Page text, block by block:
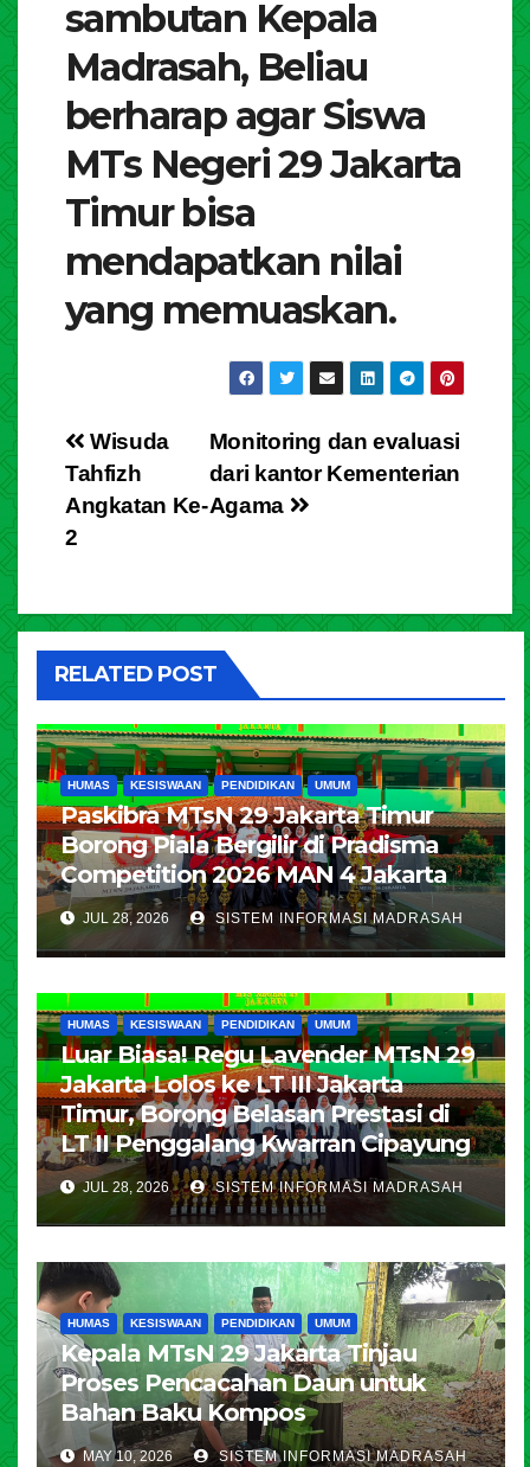
sambutan Kepala
Madrasah, Beliau
berharap agar Siswa
MTs Negeri 29 Jakarta
Timur bisa
mendapatkan nilai
yang memuaskan.
Post
navigation
Monitoring dan evaluasi
dari kantor Kementerian
Agama
Wisuda
Tahfizh
Angkatan Ke-
2
RELATED POST
HUMAS KESISWAAN PENDIDIKAN UMUM
Paskibra MTsN 29 Jakarta Timur
Borong Piala Bergilir di Pradisma
Competition 2026 MAN 4 Jakarta
JUL 28, 2026 SISTEM INFORMASI MADRASAH
HUMAS KESISWAAN PENDIDIKAN UMUM
Luar Biasa! Regu Lavender MTsN 29
Jakarta Lolos ke LT III Jakarta
Timur, Borong Belasan Prestasi di
LT II Penggalang Kwarran Cipayung
JUL 28, 2026 SISTEM INFORMASI MADRASAH
HUMAS KESISWAAN PENDIDIKAN UMUM
Kepala MTsN 29 Jakarta Tinjau
Proses Pencacahan Daun untuk
Bahan Baku Kompos
MAY 10, 2026 SISTEM INFORMASI MADRASAH